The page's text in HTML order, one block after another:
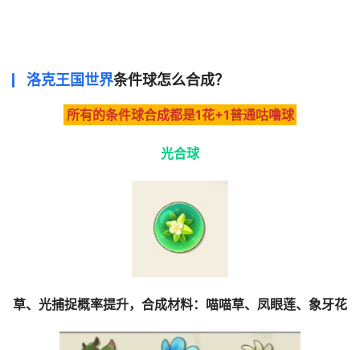
洛克王国世界条件球怎么合成？
所有的条件球合成都是1花+1普通咕噜球
光合球
草、光捕捉概率提升，合成材料：喵喵草、凤眼莲、象牙花